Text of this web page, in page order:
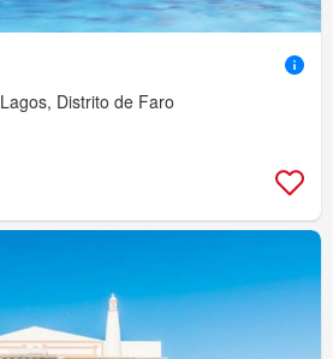
Distrito de Faro